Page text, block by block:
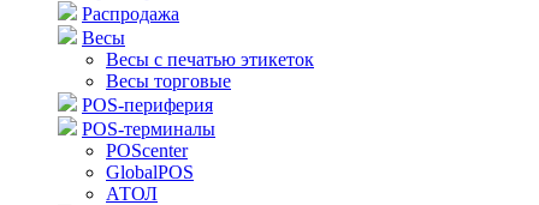
Распродажа
Весы
Весы с печатью этикеток
Весы торговые
POS-периферия
POS-терминалы
POScenter
GlobalPOS
АТОЛ